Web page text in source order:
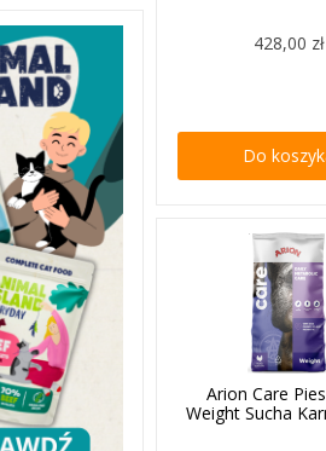
428,00 zł
Do
Arion Care
Weight Sucha